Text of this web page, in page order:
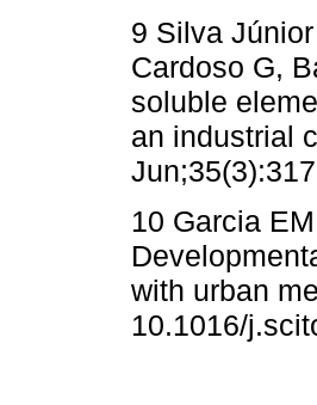
9 Silva
Cardoso G,
soluble
an industrial
10 Garcia
with urban
10.1016/